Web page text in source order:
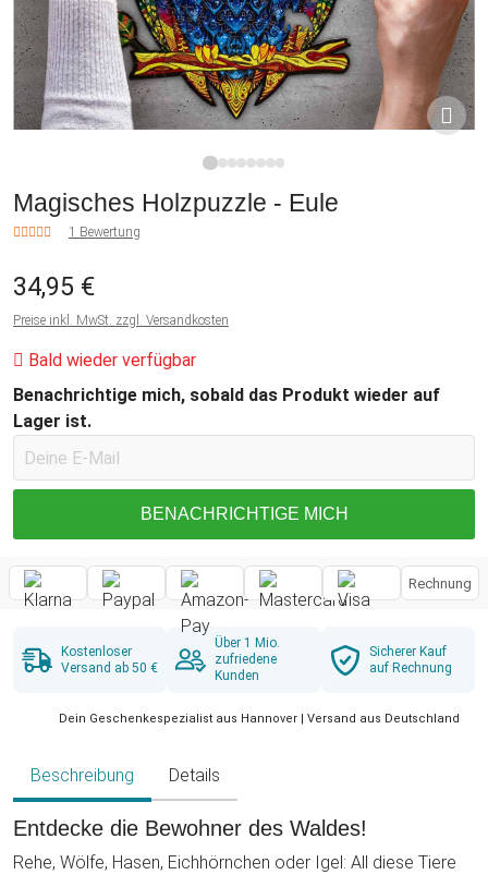
Magisches Holzpuzzle - Eule
1 Bewertung
34,95 €
Preise inkl. MwSt. zzgl. Versandkosten
Bald wieder verfügbar
Benachrichtige mich, sobald das Produkt wieder auf
Lager ist.
BENACHRICHTIGE MICH
Rechnung
Kostenloser
Versand ab 50 €
Über 1 Mio.
zufriedene
Kunden
Sicherer Kauf
auf Rechnung
Dein Geschenkespezialist aus Hannover | Versand aus Deutschland
Beschreibung Details
Entdecke die Bewohner des Waldes!
Rehe, Wölfe, Hasen, Eichhörnchen oder Igel: All diese Tiere